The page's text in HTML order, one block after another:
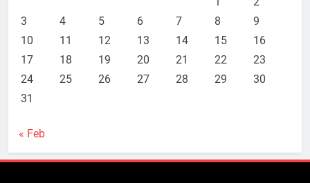
3
4 5 6 7 8
9
10
11 12 13 14 15
16
17
18 19 20 21 22
23
24
25 26 27 28 29
30
31
« Feb